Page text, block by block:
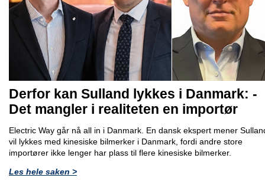
Derfor kan Sulland lykkes i Danmark: -
Det mangler i realiteten en importør
Electric Way går nå all in i Danmark. En dansk ekspert mener
vil lykkes med kinesiske bilmerker i Danmark, fordi andre store
importører ikke lenger har plass til flere kinesiske bilmerker.
Les hele saken >